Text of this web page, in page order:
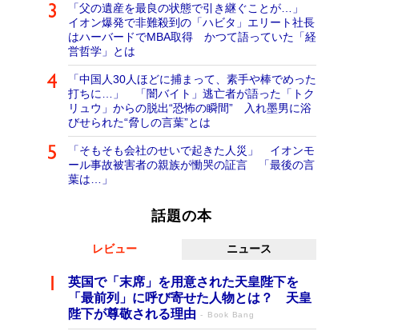
「父の遺産を最良の状態で引き継ぐことが…」
イオン爆発で非難殺到の「ハビタ」エリート社長
はハーバードでMBA取得 かつて語っていた「経
営哲学」とは
「中国人30人ほどに捕まって、素手や棒でめった
打ちに…」 「闇バイト」逃亡者が語った「トク
リュウ」からの脱出“恐怖の瞬間” 入れ墨男に浴
びせられた“脅しの言葉”とは
「そもそも会社のせいで起きた人災」 イオンモ
ール事故被害者の親族が慟哭の証言 「最後の言
葉は…」
話題の本
レビュー ニュース
英国で「末席」を用意された天皇陛下を
「最前列」に呼び寄せた人物とは？ 天皇
陛下が尊敬される理由
Book Bang